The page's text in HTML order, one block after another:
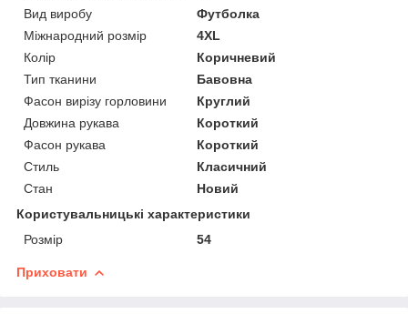
Вид виробу
Футболка
Міжнародний розмір
4XL
Колір
Коричневий
Тип тканини
Бавовна
Фасон вирізу горловини
Круглий
Довжина рукава
Короткий
Фасон рукава
Короткий
Стиль
Класичний
Стан
Новий
Користувальницькі характеристики
Розмір
54
Приховати